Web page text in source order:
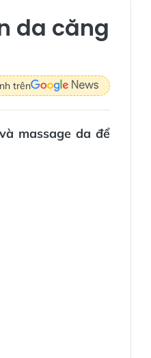
da căng
trên
massage da để